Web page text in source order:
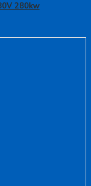
280kw